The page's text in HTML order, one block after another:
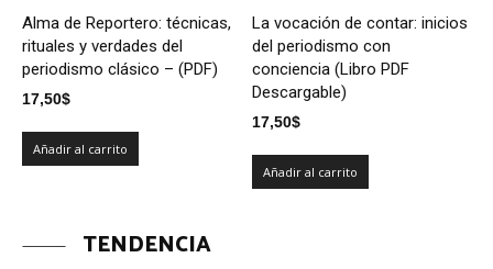
Alma de Reportero: técnicas,
rituales y verdades del
periodismo clásico – (PDF)
17,50$
Añadir al carrito
La vocación de contar: inicios
del periodismo con
conciencia (Libro PDF
Descargable)
17,50$
Añadir al carrito
TENDENCIA